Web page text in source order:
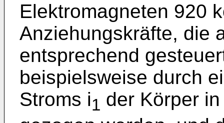
Elektromagneten 920
Anziehungskräfte, die
entsprechend
beispielsweise durch
Stroms i1 der Körper